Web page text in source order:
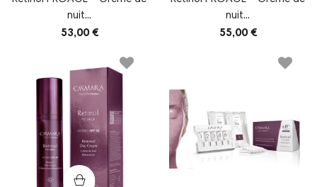
nuit...
53,00 €
nuit...
55,00 €